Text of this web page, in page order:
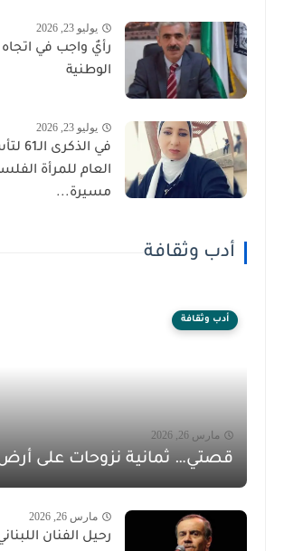
يوليو 23, 2026
رأيٌ واجب في
الوطنية
يوليو 23, 2026
في
العام للمرأة
مسيرة...
أدب وثقافة
أدب وثقافة
مارس 26, 2026
قصتي… ثمانية نزوحات على
مارس 26, 2026
رحيل الفنان